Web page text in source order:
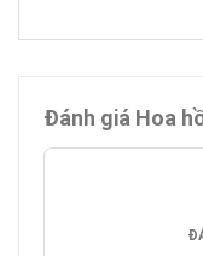
Đánh giá Hoa